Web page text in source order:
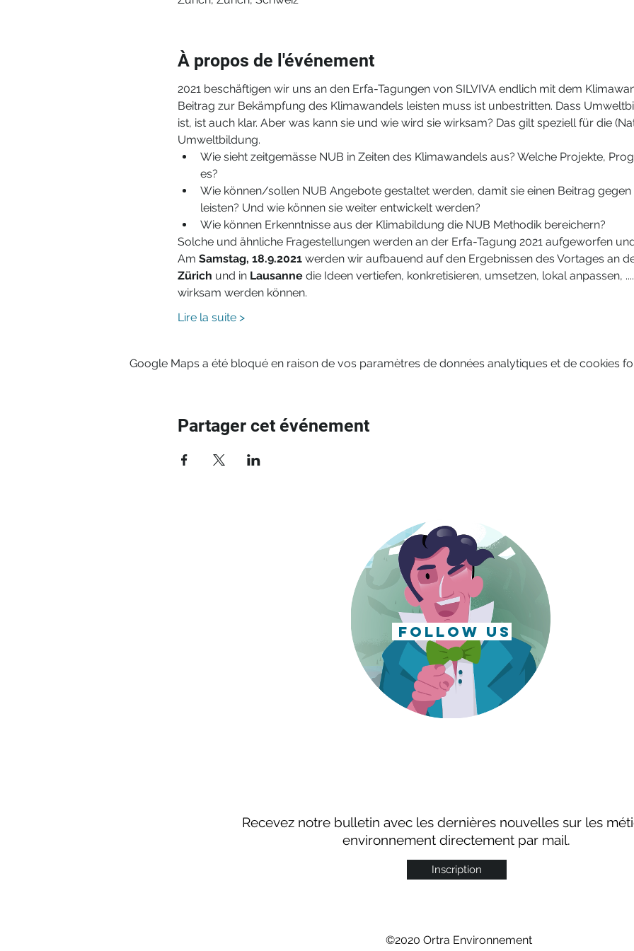
À propos de l'événement
2021 beschäftigen wir uns an den Erfa-Tagungen von SILVIVA endlich mit dem
Beitrag zur Bekämpfung des Klimawandels leisten muss ist unbestritten. Dass
ist, ist auch klar. Aber was kann sie und wie wird sie wirksam? Das gilt speziell für die
Umweltbildung.
Wie sieht zeitgemässe NUB in Zeiten des Klimawandels aus? Welche Projekte,
es?
Wie können/sollen NUB Angebote gestaltet werden, damit sie einen Beitrag
leisten? Und wie können sie weiter entwickelt werden?
Wie können Erkenntnisse aus der Klimabildung die NUB Methodik bereichern?
Solche und ähnliche Fragestellungen werden an der Erfa-Tagung 2021 aufgeworfen
Am Samstag, 18.9.2021 werden wir aufbauend auf den Ergebnissen des Vortages an
Zürich und in Lausanne die Ideen vertiefen, konkretisieren, umsetzen, lokal anpassen,
wirksam werden können.
Lire la suite >
Google Maps a été bloqué en raison de vos paramètres de données analytiques et de cookies
Partager cet événement
follow us
Recevez notre bulletin avec les dernières nouvelles sur les
environnement directement par mail.
Inscription
©2020 Ortra Environnement